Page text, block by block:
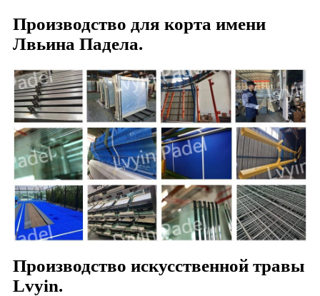
Производство для корта имени
Лвьина Падела.
Производство искусственной травы
Lvyin.